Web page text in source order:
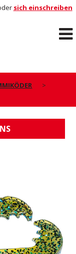
sich einschreiben